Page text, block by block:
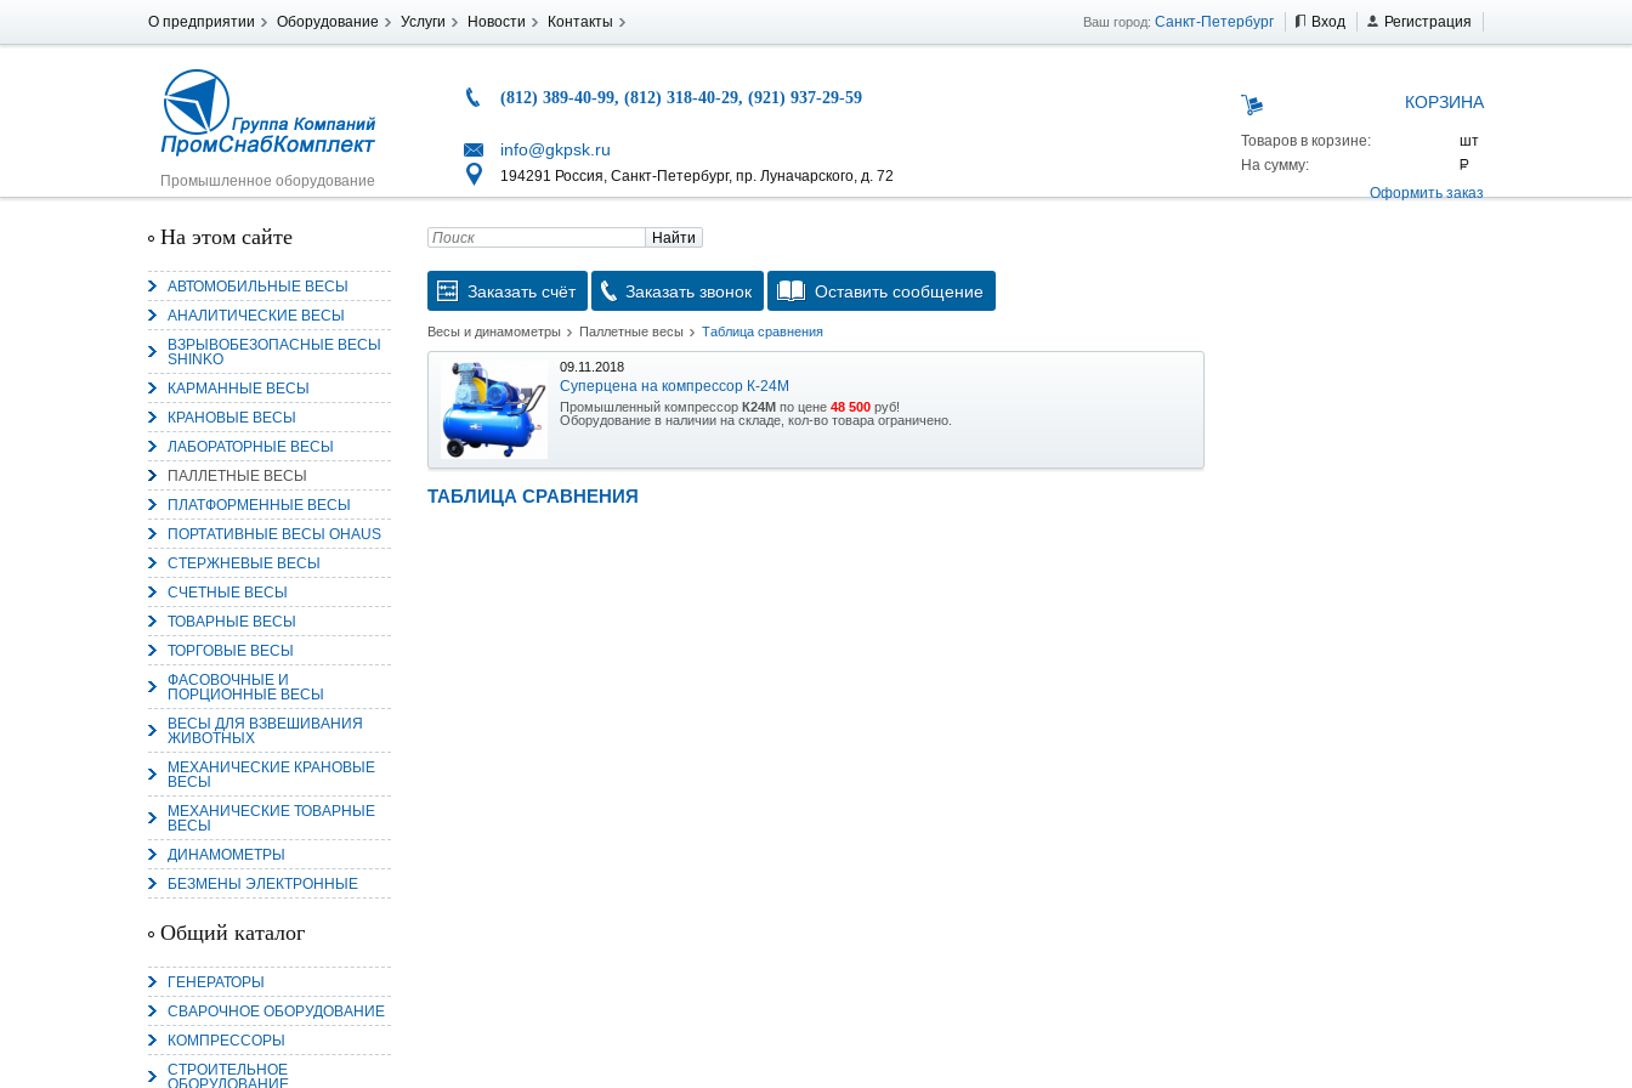
О предприятии Оборудование Услуги Новости Контакты Ваш город: Санкт-Петербург Вход Регистрация
Промышленное оборудование
(812) 389-40-99, (812) 318-40-29, (921) 937-29-59
info@gkpsk.ru
194291 Россия, Санкт-Петербург, пр. Луначарского, д. 72
КОРЗИНА
Товаров в корзине:
На сумму:
Оформить заказ
На этом сайте
АВТОМОБИЛЬНЫЕ ВЕСЫ
АНАЛИТИЧЕСКИЕ ВЕСЫ
ВЗРЫВОБЕЗОПАСНЫЕ ВЕСЫ
SHINKO
КАРМАННЫЕ ВЕСЫ
КРАНОВЫЕ ВЕСЫ
ЛАБОРАТОРНЫЕ ВЕСЫ
ПАЛЛЕТНЫЕ ВЕСЫ
ПЛАТФОРМЕННЫЕ ВЕСЫ
ПОРТАТИВНЫЕ ВЕСЫ OHAUS
СТЕРЖНЕВЫЕ ВЕСЫ
СЧЕТНЫЕ ВЕСЫ
ТОВАРНЫЕ ВЕСЫ
ТОРГОВЫЕ ВЕСЫ
ФАСОВОЧНЫЕ И
ПОРЦИОННЫЕ ВЕСЫ
ВЕСЫ ДЛЯ ВЗВЕШИВАНИЯ
ЖИВОТНЫХ
МЕХАНИЧЕСКИЕ КРАНОВЫЕ
ВЕСЫ
МЕХАНИЧЕСКИЕ ТОВАРНЫЕ
ВЕСЫ
ДИНАМОМЕТРЫ
БЕЗМЕНЫ ЭЛЕКТРОННЫЕ
Общий каталог
ГЕНЕРАТОРЫ
СВАРОЧНОЕ ОБОРУДОВАНИЕ
КОМПРЕССОРЫ
СТРОИТЕЛЬНОЕ
ОБОРУДОВАНИЕ
Найти
Заказать счёт Заказать звонок Оставить сообщение
Весы и динамометры Паллетные весы Таблица сравнения
09.11.2018
Суперцена на компрессор К-24М
Промышленный компрессор К24М по цене 48 500 руб!
Оборудование в наличии на складе, кол-во товара ограничено.
15.10.2018
Уникальная возможность приобрести (в наличии на складе) тележку гидравлическую AS 25 г/п
ТАБЛИЦА СРАВНЕНИЯ